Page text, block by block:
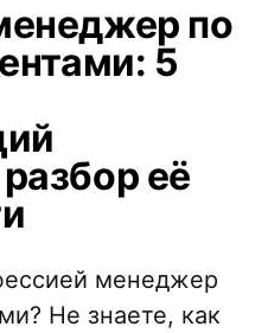
по
5
её
менеджер
Не знаете, как